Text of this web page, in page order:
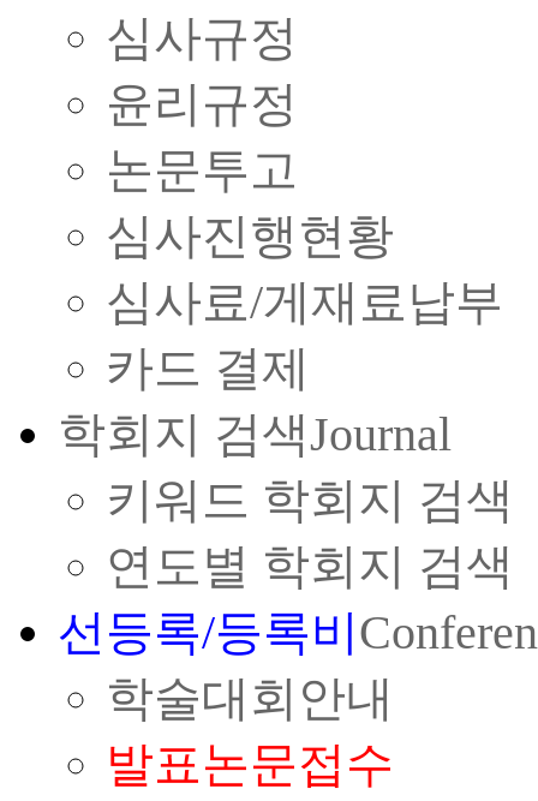
심사규정
윤리규정
논문투고
심사진행현황
심사료/게재료납부
카드 결제
학회지 검색Journal
키워드 학회지 검색
연도별 학회지 검색
선등록/등록비
학술대회안내
발표논문접수